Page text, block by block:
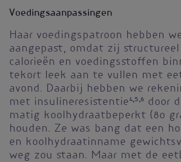
Voedingsaanpassingen
Haar voedingspatroon hebben
aangepast, omdat zij
calorieën en voedingsstoffen
tekort leek aan te vullen met
avond. Daarbij hebben we
met insulineresistentie4,5,6 door
matig koolhydraatbeperkt (80
houden. Ze was bang dat een
en koolhydraatinname
weg zou staan. Maar met de